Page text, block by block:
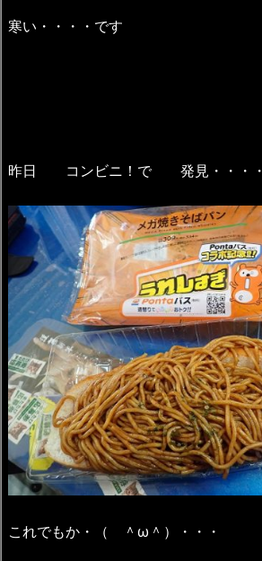
寒い・・・・です
昨日 コンビニ！で 発見・・・・
これでもか・（ ＾ω＾）・・・